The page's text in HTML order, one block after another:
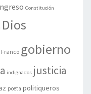
Constitución
Dios
Franco gobierno
indignados justicia
poeta politiqueros